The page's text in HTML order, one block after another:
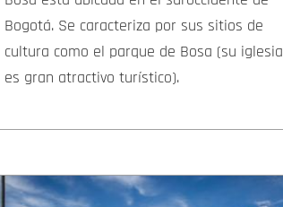
Bogotá. Se caracteriza por sus sitios de
cultura como el parque de Bosa (su iglesia
es gran atractivo turístico).